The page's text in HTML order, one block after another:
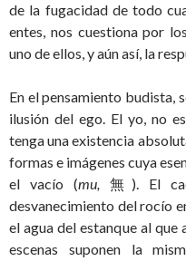
de la fugacidad de todo
entes, nos cuestiona por
uno de ellos, y aún así, la
En el pensamiento budista,
ilusión del ego. El yo, no
tenga una existencia
formas e imágenes cuya
el vacío (mu, 無). El
desvanecimiento del rocío
el agua del estanque al que
escenas suponen la